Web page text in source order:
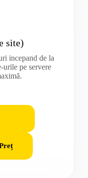
site)
incepand de la
urile pe servere